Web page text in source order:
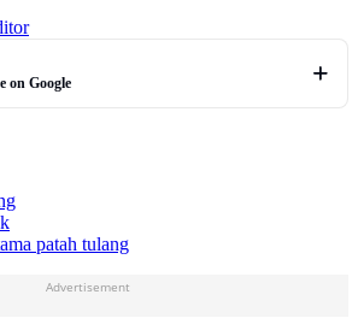
on Google
patah tulang
Advertisement